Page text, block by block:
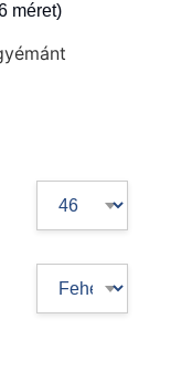
méret)